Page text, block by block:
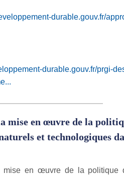
durable.gouv.fr/
durable.gouv.fr/prgi-
mise en œuvre de la
et technologiques
mise en œuvre de la politique